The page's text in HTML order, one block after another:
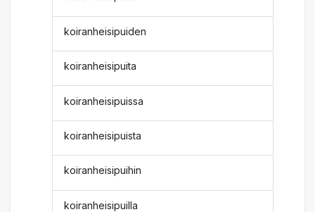
koiranheisipuiden
koiranheisipuita
koiranheisipuissa
koiranheisipuista
koiranheisipuihin
koiranheisipuilla